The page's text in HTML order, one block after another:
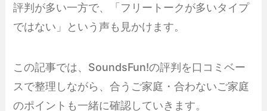
評判が多い一方で、「フリートークが多いタイプ
ではない」という声も見かけます。
この記事では、SoundsFun!の評判を口コミベー
スで整理しながら、合うご家庭・合わないご家庭
のポイントも一緒に確認していきます。